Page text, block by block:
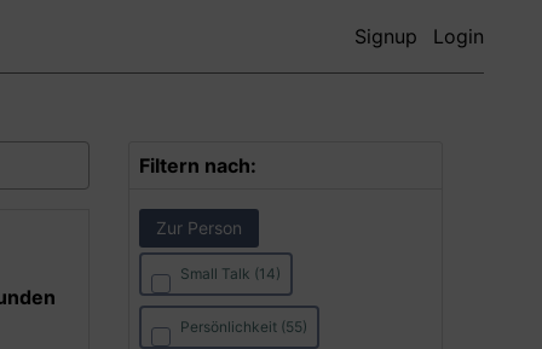
Signup Login
Filtern nach:
Zur Person
Small Talk (14)
Persönlichkeit (55)